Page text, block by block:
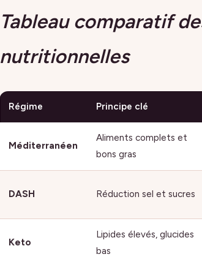
Tableau comparatif
nutritionnelles
Régime Principe clé
Méditerranéen
Aliments complets et
bons gras
DASH Réduction sel et sucres
Keto
Lipides élevés, glucides
bas